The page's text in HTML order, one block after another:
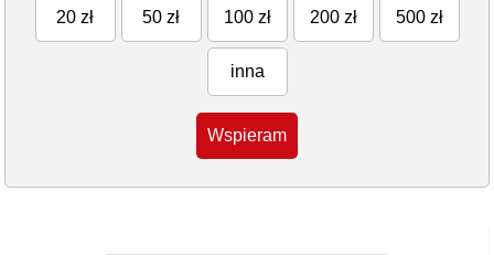
20 zł 50 zł 100 zł 200 zł 500 zł
inna
Wspieram